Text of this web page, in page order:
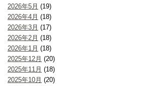
2026年5月 (19)
2026年4月 (18)
2026年3月 (17)
2026年2月 (18)
2026年1月 (18)
2025年12月 (20)
2025年11月 (18)
2025年10月 (20)